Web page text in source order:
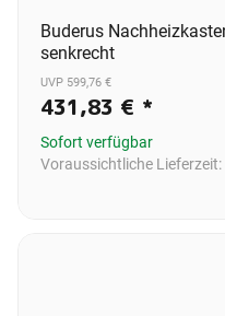
Buderus
senkrecht
UVP 599,76 €
431,83 € *
Sofort verfügbar
Voraussichtliche Lieferzeit: